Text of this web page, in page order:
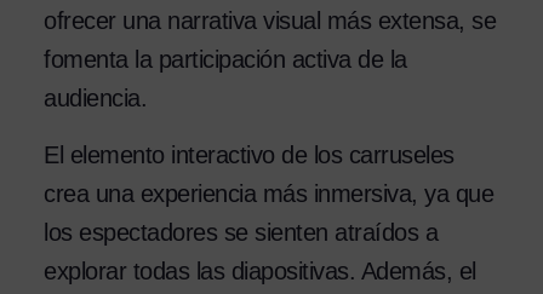
ofrecer una narrativa visual más extensa, se
fomenta la participación activa de la
audiencia.
El elemento interactivo de los carruseles
crea una experiencia más inmersiva, ya que
los espectadores se sienten atraídos a
explorar todas las diapositivas. Además, el